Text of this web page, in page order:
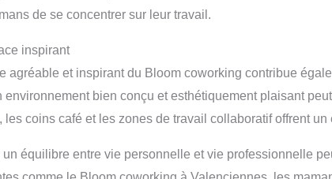
de se concentrer sur leur travail.
inspirant
agréable et inspirant du Bloom coworking contribue
environnement bien conçu et esthétiquement plaisant
les coins café et les zones de travail collaboratif offrent
un équilibre entre vie personnelle et vie professionnelle